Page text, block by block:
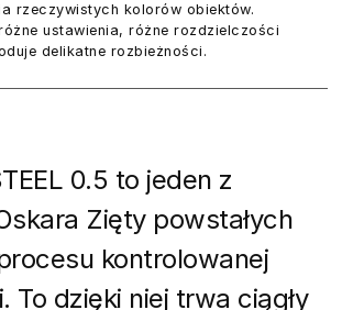
rzeczywistych kolorów obiektów.
ustawienia, różne rozdzielczości
delikatne rozbieżności.
0.5 to jeden z
Zięty powstałych
kontrolowanej
To dzięki niej trwa ciągły